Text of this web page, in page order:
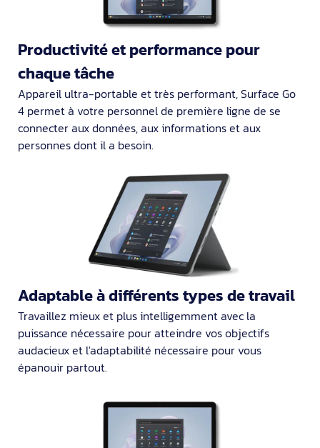
Productivité et performance pour
chaque tâche
Appareil ultra-portable et très performant, Surface Go
4 permet à votre personnel de première ligne de se
connecter aux données, aux informations et aux
personnes dont il a besoin.
Adaptable à différents types de travail
Travaillez mieux et plus intelligemment avec la
puissance nécessaire pour atteindre vos objectifs
audacieux et l'adaptabilité nécessaire pour vous
épanouir partout.